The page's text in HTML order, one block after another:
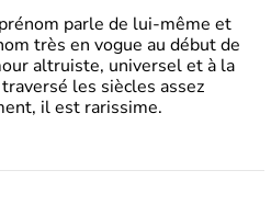
parle de lui-même et
très en vogue au début de
altruiste, universel et à la
les siècles assez
il est rarissime.